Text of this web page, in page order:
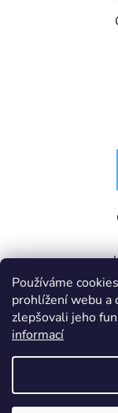
Používáme
prohlížení webu a
zlepšovali jeho
informací